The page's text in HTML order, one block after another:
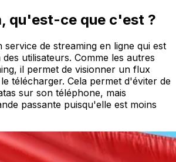
qu'est-ce que c'est ?
service de streaming en ligne qui est
des utilisateurs. Comme les autres
il permet de visionner un flux
télécharger. Cela permet d'éviter de
sur son téléphone, mais
passante puisqu'elle est moins